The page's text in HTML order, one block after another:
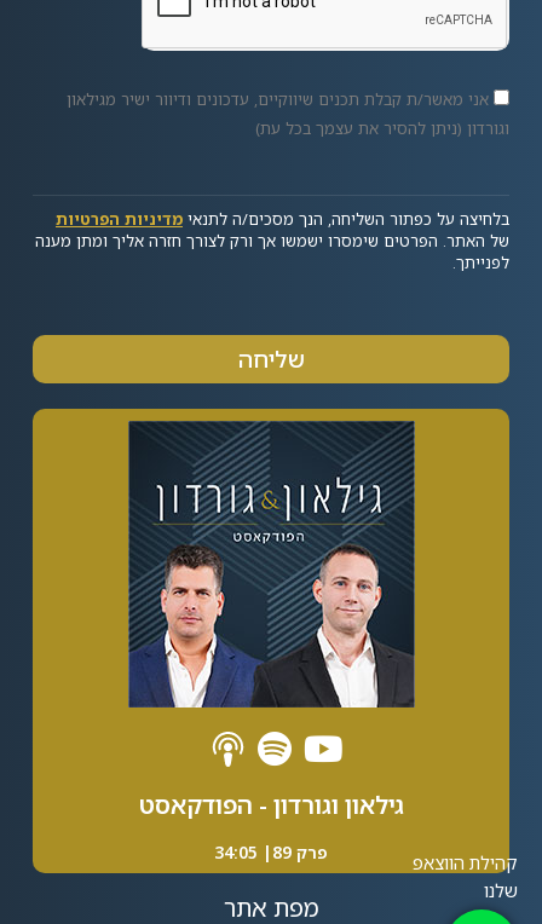
אני מאשר/ת קבלת תכנים שיווקיים, עדכונים ודיוור ישיר מגילאון
וגורדון (ניתן להסיר את עצמך בכל עת)
בלחיצה על כפתור השליחה, הנך מסכים/ה לתנאי מדיניות הפרטיות
של האתר. הפרטים שימסרו ישמשו אך ורק לצורך חזרה אליך ומתן מענה
לפנייתך.
שליחה
גילאון וגורדון - הפודקאסט
פרק 89| 34:05
מפת אתר